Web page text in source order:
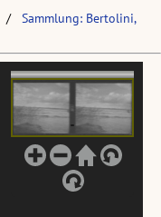
Sammlung: Bertolini,